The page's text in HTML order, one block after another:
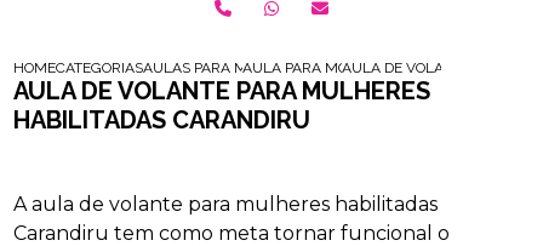
HOMECATEGORIASAULAS PARA MULHERES HABILITADAS
AULA PARA MOTORISTAS MULHERES
AULA DE VOLANTE PARA
AULA DE VOLANTE PARA MULHERES
HABILITADAS CARANDIRU
A aula de volante para mulheres habilitadas
Carandiru tem como meta tornar funcional o